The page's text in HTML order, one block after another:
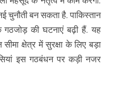
चुनौती बन सकता है. पाकिस्तान
की घटनाएं बढ़ी हैं. यह
क्षेत्र में सुरक्षा के लिए बड़ा
इस गठबंधन पर कड़ी नजर